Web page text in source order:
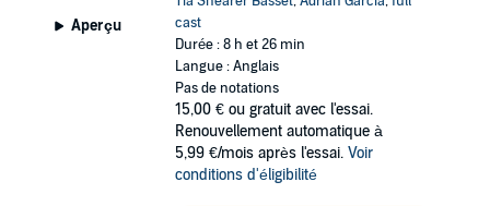
Aperçu
cast
Durée : 8 h et 26 min
Langue : Anglais
Pas de notations
15,00 € ou gratuit avec l'essai.
Renouvellement automatique à
5,99 €/mois après l'essai. Voir
conditions d'éligibilité